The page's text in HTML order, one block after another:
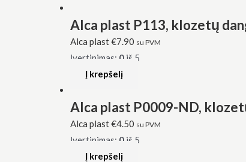
Alca plast P113, klozetų
Alca plast€7.90 su PVM
Įvertinimas: 0 iš 5
Į krepšelį
Alca plast P0009-ND,
Alca plast€4.50 su PVM
Įvertinimas: 0 iš 5
Į krepšelį